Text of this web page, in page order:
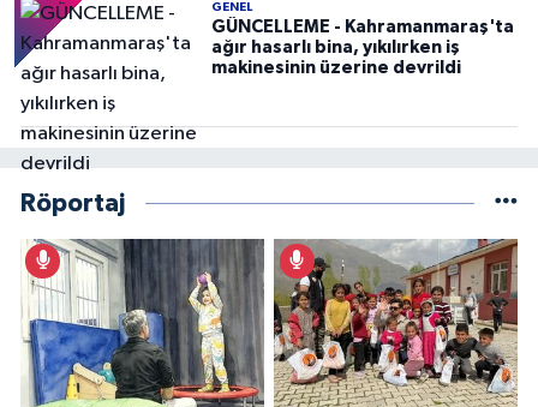
GENEL
GÜNCELLEME - Kahramanmaraş'ta
ağır hasarlı bina, yıkılırken iş
makinesinin üzerine devrildi
Röportaj